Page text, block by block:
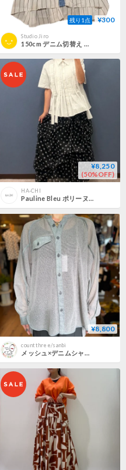
残り1点 ¥300
Studio Jiro
150cm デニム切替え シアーシャツ
¥8,250
(50%OFF)
HA-CHI
Pauline Bleu ポリーヌブロー ドットシアー デザインスカー
¥8,800
countthree/sanbi
メッシュ×デニムシャツ-グレージュ-